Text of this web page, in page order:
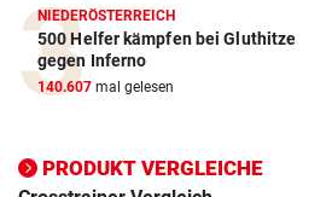
NIEDERÖSTERREICH
500 Helfer kämpfen bei Gluthitze
gegen Inferno
140.607 mal gelesen
PRODUKT VERGLEICHE
ZUM VERGLEICH
Elektro-Scooter Vergleich
Ergometer Vergleich
ZUM VERGLEICH